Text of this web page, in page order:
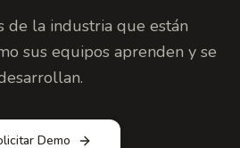
de la industria que están
sus equipos aprenden y se
Demo